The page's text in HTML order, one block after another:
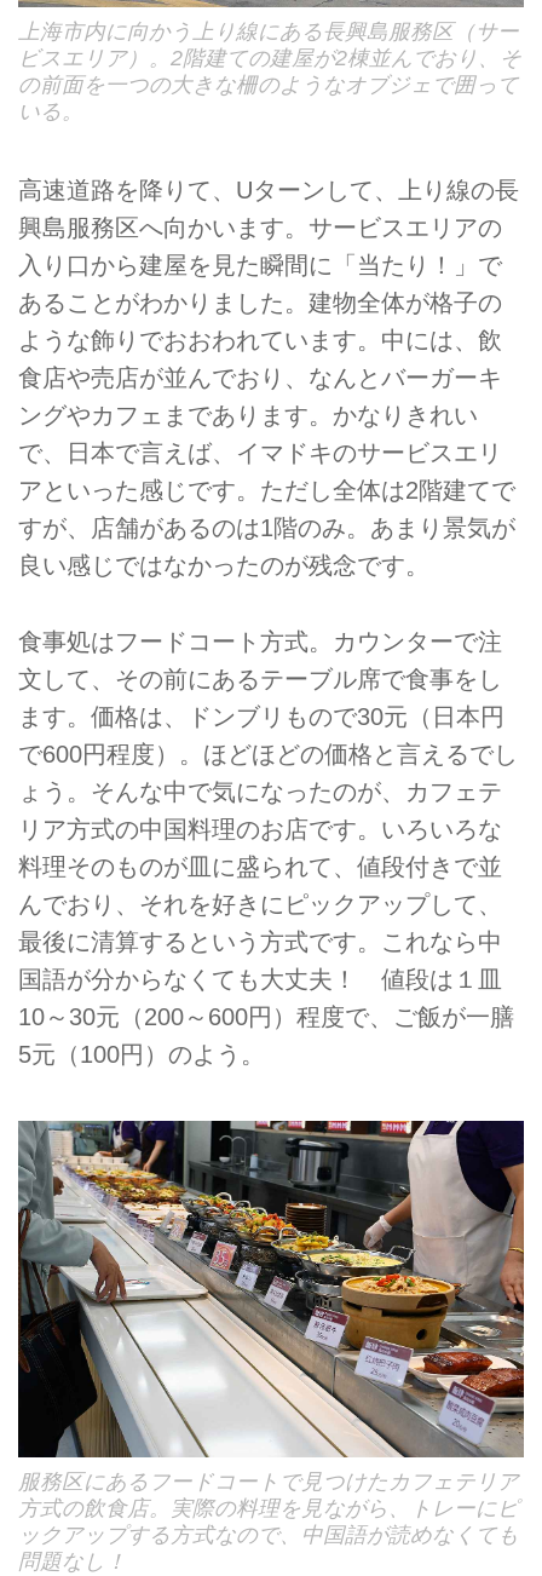
上海市内に向かう上り線にある長興島服務区（サー
ビスエリア）。2階建ての建屋が2棟並んでおり、そ
の前面を一つの大きな柵のようなオブジェで囲って
いる。
高速道路を降りて、Uターンして、上り線の長
興島服務区へ向かいます。サービスエリアの
入り口から建屋を見た瞬間に「当たり！」で
あることがわかりました。建物全体が格子の
ような飾りでおおわれています。中には、飲
食店や売店が並んでおり、なんとバーガーキ
ングやカフェまであります。かなりきれい
で、日本で言えば、イマドキのサービスエリ
アといった感じです。ただし全体は2階建てで
すが、店舗があるのは1階のみ。あまり景気が
良い感じではなかったのが残念です。
食事処はフードコート方式。カウンターで注
文して、その前にあるテーブル席で食事をし
ます。価格は、ドンブリもので30元（日本円
で600円程度）。ほどほどの価格と言えるでし
ょう。そんな中で気になったのが、カフェテ
リア方式の中国料理のお店です。いろいろな
料理そのものが皿に盛られて、値段付きで並
んでおり、それを好きにピックアップして、
最後に清算するという方式です。これなら中
国語が分からなくても大丈夫！ 値段は１皿
10～30元（200～600円）程度で、ご飯が一膳
5元（100円）のよう。
服務区にあるフードコートで見つけたカフェテリア
方式の飲食店。実際の料理を見ながら、トレーにピ
ックアップする方式なので、中国語が読めなくても
問題なし！